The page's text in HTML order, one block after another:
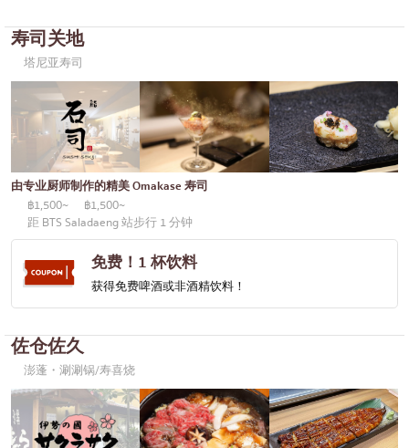
寿司关地
塔尼亚寿司
由专业厨师制作的精美 Omakase 寿司
฿1,500~
฿1,500~
距 BTS Saladaeng 站步行 1 分钟
免费！1 杯饮料
获得免费啤酒或非酒精饮料！
佐仓佐久
澎蓬・涮涮锅/寿喜烧